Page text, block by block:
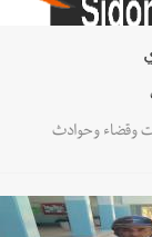
وقضاء وحوادث